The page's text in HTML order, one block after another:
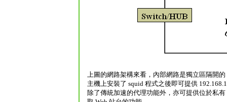
上圖的網路架構來看，內部網路是獨立區隔開
主機上安裝了 squid 程式之後即可提供
除了傳統加速的代理功能外，亦可提供位於私